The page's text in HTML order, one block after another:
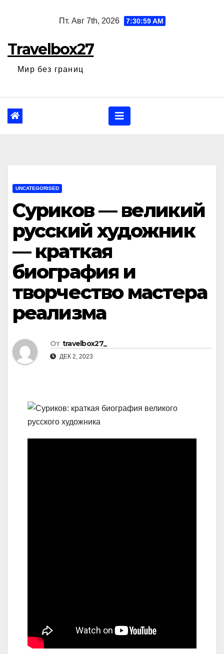
Пт. Авг 7th, 2026 7:30:59 AM
Travelbox27
Мир без границ
UNCATEGORISED
Суриков — великий
русский художник
— краткая
биография и
творчество мастера
реализма
От travelbox27_
ДЕК 2, 2023